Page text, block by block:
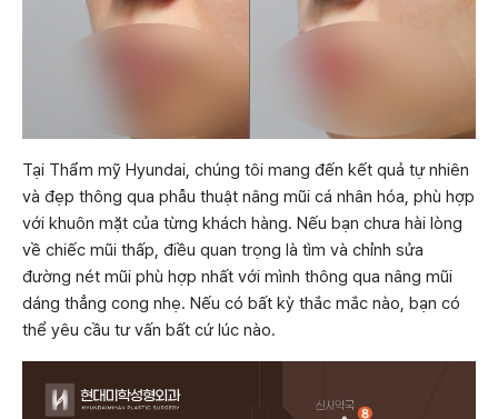
Tại Thẩm mỹ Hyundai, chúng tôi mang đến kết quả tự nhiên
và đẹp thông qua phẫu thuật nâng mũi cá nhân hóa, phù hợp
với khuôn mặt của từng khách hàng. Nếu bạn chưa hài lòng
về chiếc mũi thấp, điều quan trọng là tìm và chỉnh sửa
đường nét mũi phù hợp nhất với mình thông qua nâng mũi
dáng thẳng cong nhẹ. Nếu có bất kỳ thắc mắc nào, bạn có
thể yêu cầu tư vấn bất cứ lúc nào.